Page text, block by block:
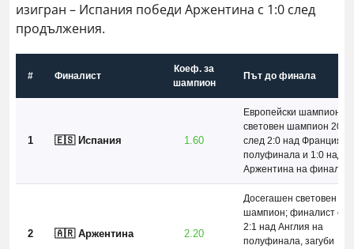
изигран – Испания победи Аржентина с 1:0 след
продължения.
# Финалист
Коеф. за
шампион
Път до финала
1 🇪🇸 Испания 1.60
Европейски шампион;
световен шампион 2026
след 2:0 над Франция
полуфинала и 1:0 над
Аржентина на финала
2 🇦🇷 Аржентина 2.20
Досегашен световен
шампион; финалист
2:1 над Англия на
полуфинала, загуби